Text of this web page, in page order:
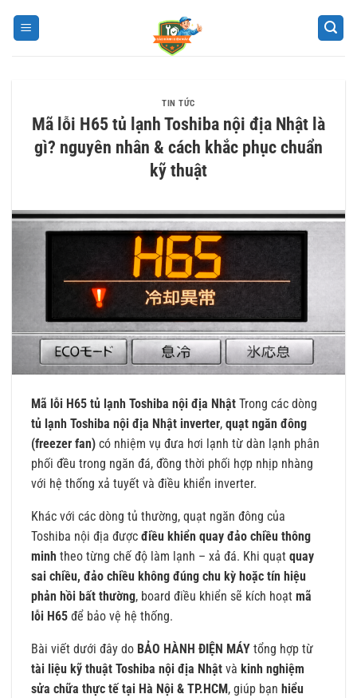
TIN TỨC
Mã lỗi H65 tủ lạnh Toshiba nội địa Nhật là
gì? nguyên nhân & cách khắc phục chuẩn
kỹ thuật
Mã lỗi H65 tủ lạnh Toshiba nội địa Nhật Trong các dòng
tủ lạnh Toshiba nội địa Nhật inverter, quạt ngăn đông
(freezer fan) có nhiệm vụ đưa hơi lạnh từ dàn lạnh phân
phối đều trong ngăn đá, đồng thời phối hợp nhịp nhàng
với hệ thống xả tuyết và điều khiển inverter.
Khác với các dòng tủ thường, quạt ngăn đông của
Toshiba nội địa được điều khiển quay đảo chiều thông
minh theo từng chế độ làm lạnh – xả đá. Khi quạt quay
sai chiều, đảo chiều không đúng chu kỳ hoặc tín hiệu
phản hồi bất thường, board điều khiển sẽ kích hoạt mã
lỗi H65 để bảo vệ hệ thống.
Bài viết dưới đây do BẢO HÀNH ĐIỆN MÁY tổng hợp từ
tài liệu kỹ thuật Toshiba nội địa Nhật và kinh nghiệm
sửa chữa thực tế tại Hà Nội & TP.HCM, giúp bạn hiểu